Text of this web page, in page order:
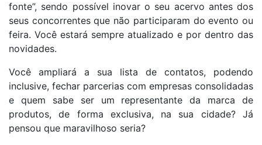
fonte”, sendo possível inovar o seu acervo antes dos
seus concorrentes que não participaram do evento ou
feira. Você estará sempre atualizado e por dentro das
novidades.
Você ampliará a sua lista de contatos, podendo
inclusive, fechar parcerias com empresas consolidadas
e quem sabe ser um representante da marca de
produtos, de forma exclusiva, na sua cidade? Já
pensou que maravilhoso seria?